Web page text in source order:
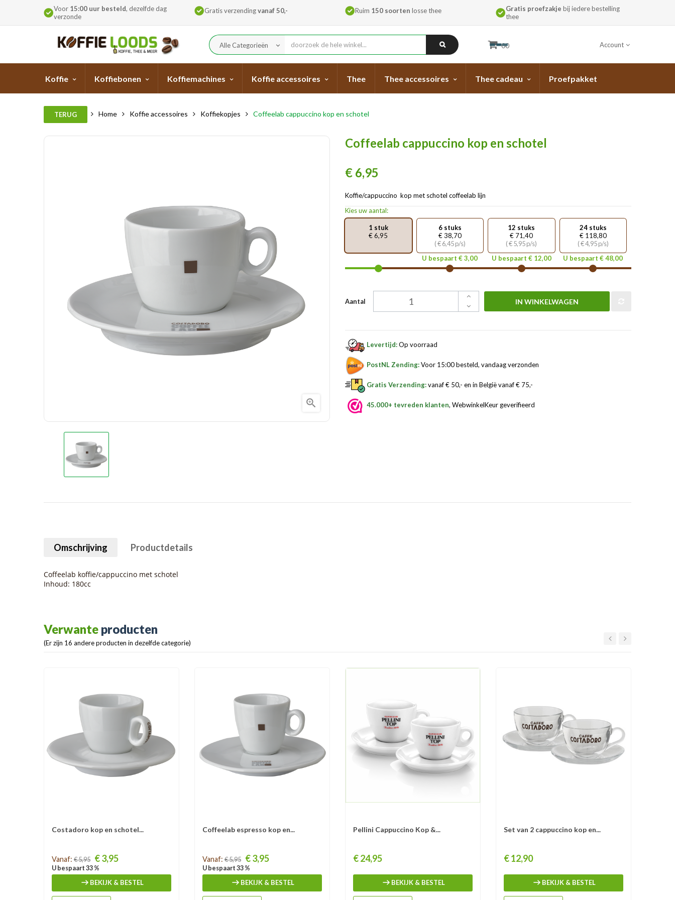
Voor 15:00 uur besteld, dezelfde dag
verzonde
Gratis verzendingvanaf 50,- Ruim 150 soorten losse thee Gratis proefzakje bij iedere bestelling
thee
Alle Categorieën keyboard_arrow_down 00 Account
Koffie Koffiebonen Koffiemachines Koffie accessoires Thee Thee accessoires Thee cadeau Proefpakket
TERUG Home Koffie accessoires Koffiekopjes Coffeelab cappuccino kop en schotel

Coffeelab cappuccino kop en schotel
€ 6,95
Koffie/cappuccino kop met schotel coffeelab lijn
Kies uw aantal:
1 stuk
€ 6,95
6 stuks
€ 38,70
( € 6,45 p/s)
U bespaart € 3,00
12 stuks
€ 71,40
( € 5,95 p/s)
U bespaart € 12,00
24 stuks
€ 118,80
( € 4,95 p/s)
U bespaart € 48,00
Aantal IN WINKELWAGEN
Levertijd:Op voorraad
PostNL Zending:Voor 15:00 besteld, vandaag verzonden
Gratis Verzending:vanaf € 50,- en in België vanaf € 75,-
45.000+ tevreden klanten, WebwinkelKeur geverifieerd
Omschrijving Productdetails
Coffeelab koffie/cappuccino met schotel
Inhoud: 180cc
Verwante producten
(Er zijn 16 andere producten in dezelfde categorie)
Costadoro kop en schotel...
Prijs
Vanaf: € 5,95 € 3,95
U bespaart 33 %
BEKIJK & BESTEL
Coffeelab espresso kop en...
Prijs
Vanaf: € 5,95 € 3,95
U bespaart 33 %
BEKIJK & BESTEL
Pellini Cappuccino Kop &...
Prijs
€ 24,95
BEKIJK & BESTEL
Set van 2 cappuccino kop en...
Prijs
€ 12,90
BEKIJK & BESTEL